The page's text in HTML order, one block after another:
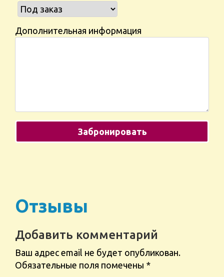
Дополнительная информация
Отзывы
Добавить комментарий
Ваш адрес email не будет опубликован.
Обязательные поля помечены *